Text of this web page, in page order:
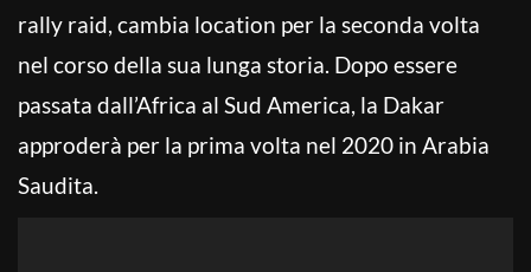
rally raid, cambia location per la seconda volta
nel corso della sua lunga storia. Dopo essere
passata dall’Africa al Sud America, la Dakar
approderà per la prima volta nel 2020 in Arabia
Saudita.